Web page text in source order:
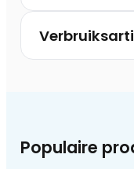
Populaire